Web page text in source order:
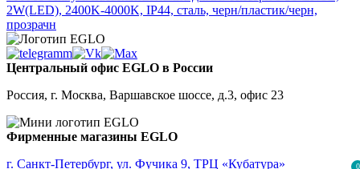
0
2W(LED), 2400K-4000K, IP44, сталь, черн/пластик/черн,
прозрачн
Центральный офис EGLO в России
Россия, г. Москва, Варшавское шоссе, д.3, офис 23
Фирменные магазины EGLO
г. Санкт-Петербург, ул. Фучика 9, ТРЦ «Кубатура»